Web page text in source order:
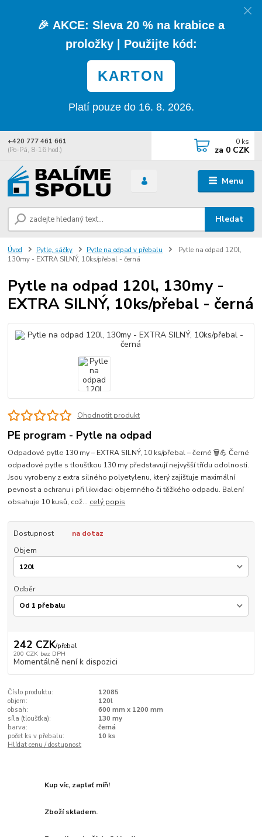
🎉 AKCE: Sleva 20 % na krabice a
proložky| Použijte kód:
KARTON
Platí pouze do 16. 8. 2026.
Menu
Hledat
+420 777 461 661
(Po-Pá, 8-16 hod.)
0 ks
za 0 CZK
Úvod Pytle, sáčky Pytle na odpad v přebalu
Pytle na odpad 120l,
130my - EXTRA SILNÝ, 10ks/přebal - černá
Pytle na odpad 120l, 130my -
EXTRA SILNÝ, 10ks/přebal - černá
Ohodnotit produkt
PE program - Pytle na odpad
Odpadové pytle 130 my – EXTRA SILNÝ, 10 ks/přebal – černé 🗑️💪 Černé
odpadové pytle s tloušťkou 130 my představují nejvyšší třídu odolnosti.
Jsou vyrobeny z extra silného polyetylenu, který zajišťuje maximální
pevnost a ochranu i při likvidaci objemného či těžkého odpadu. Balení
obsahuje 10 kusů, což... celý popis
Dostupnost
na dotaz
Objem
Odběr
242 CZK/přebal
200 CZK bez DPH
Momentálně není k dispozici
Číslo produktu:
12085
objem:
120l
obsah:
600 mm x 1200 mm
síla (tloušťka):
130 my
barva:
černá
počet ks v přebalu:
10 ks
Hlídat cenu / dostupnost
Kup víc, zaplať míň!
Zboží skladem.